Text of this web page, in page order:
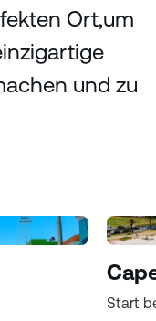
Ort,um
und zu
Start